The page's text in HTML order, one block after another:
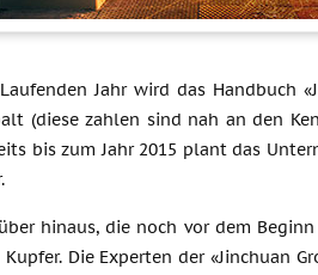
Jahr wird das Handbuch
(diese zahlen sind nah an den
bis zum Jahr 2015 plant das
hinaus, die noch vor dem
Kupfer. Die Experten der «Jinchuan